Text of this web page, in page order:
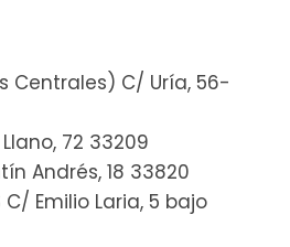
Centrales) C/ Uría, 56-
72 33209
Andrés, 18 33820
C/ Emilio Laria, 5 bajo